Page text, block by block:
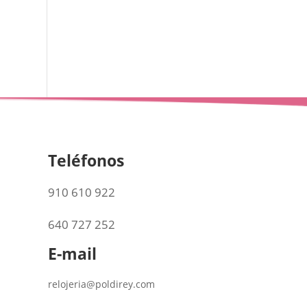
Teléfonos
910 610 922
640 727 252
E-mail
relojeria@poldirey.com